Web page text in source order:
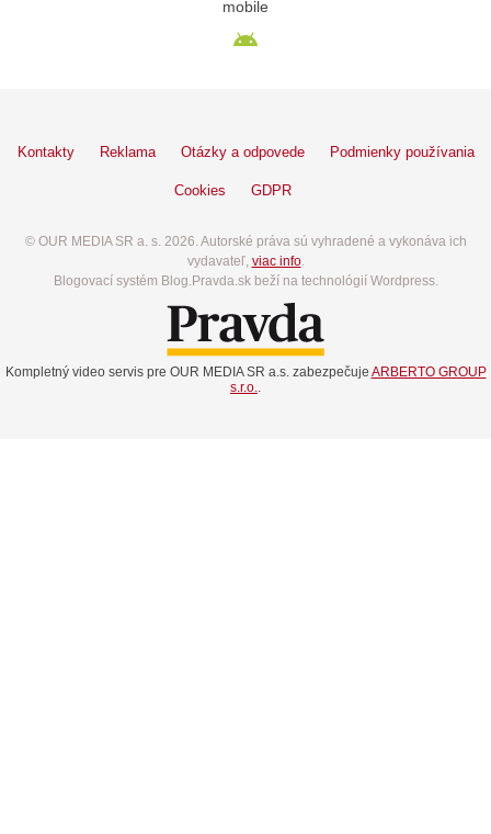
mobile
Kontakty Reklama Otázky a odpovede Podmienky používania
Cookies GDPR
© OUR MEDIA SR a. s. 2026. Autorské práva sú vyhradené a vykonáva ich
vydavateľ, viac info.
Blogovací systém Blog.Pravda.sk beží na technológií Wordpress.
Kompletný video servis pre OUR MEDIA SR a.s. zabezpečuje ARBERTO GROUP
s.r.o..